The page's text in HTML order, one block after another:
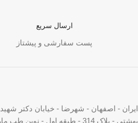
ارسال سریع
پست سفارشی و پیشتاز
ایران - اصفهان - شهرضا - خیابان دکتر شهید
بهشتی - پلاک 314 - طبقه اول - نوین طب مارکت